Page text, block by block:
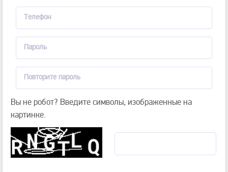
Вы не робот? Введите символы, изображенные на
картинке.